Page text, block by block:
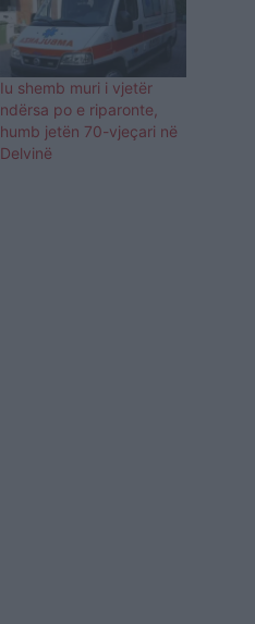
Iu shemb muri i vjetër
ndërsa po e riparonte,
humb jetën 70-vjeçari në
Delvinë